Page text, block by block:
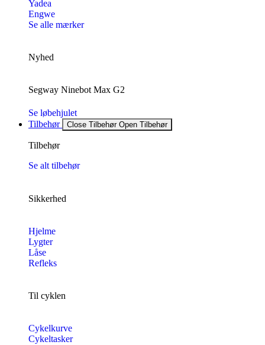
Yadea
Engwe
Se alle mærker
Nyhed
Segway Ninebot Max G2
Se løbehjulet
Tilbehør
Close Tilbehør Open Tilbehør
Tilbehør
Se alt tilbehør
Sikkerhed
Hjelme
Lygter
Låse
Refleks
Til cyklen
Cykelkurve
Cykeltasker